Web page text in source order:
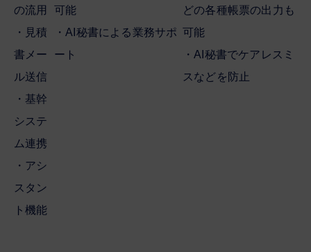
の流用
・見積
書メー
ル送信
・基幹
システ
ム連携
・アシ
スタン
ト機能
可能
・AI秘書による業務サポ
ート
どの各種帳票の出力も
可能
・AI秘書でケアレスミ
スなどを防止